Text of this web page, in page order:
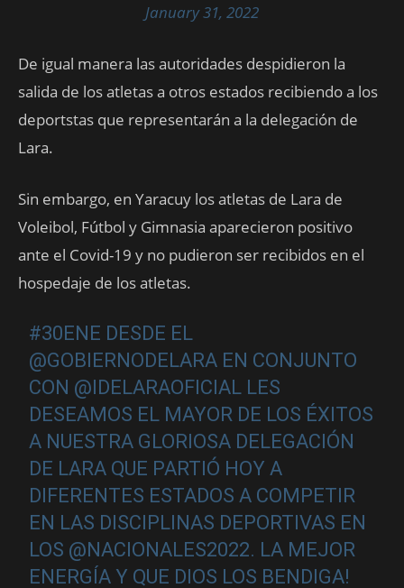
January 31, 2022
De igual manera las autoridades despidieron la
salida de los atletas a otros estados recibiendo a los
deportstas que representarán a la delegación de
Lara.
Sin embargo, en Yaracuy los atletas de Lara de
Voleibol, Fútbol y Gimnasia aparecieron positivo
ante el Covid-19 y no pudieron ser recibidos en el
hospedaje de los atletas.
#30ENE DESDE EL
@GOBIERNODELARA EN CONJUNTO
CON @IDELARAOFICIAL LES
DESEAMOS EL MAYOR DE LOS ÉXITOS
A NUESTRA GLORIOSA DELEGACIÓN
DE LARA QUE PARTIÓ HOY A
DIFERENTES ESTADOS A COMPETIR
EN LAS DISCIPLINAS DEPORTIVAS EN
LOS @NACIONALES2022. LA MEJOR
ENERGÍA Y QUE DIOS LOS BENDIGA!